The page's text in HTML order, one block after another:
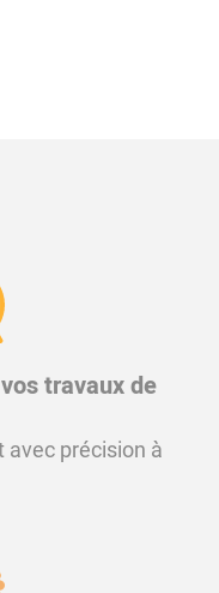
travaux de
avec précision à